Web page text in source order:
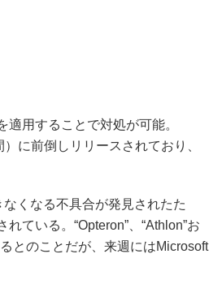
用することで対処が可能。
に前倒しリリースされており、
くなる不具合が発見されたた
れている。“Opteron”、“Athlon”お
とのことだが、来週にはMicrosoft